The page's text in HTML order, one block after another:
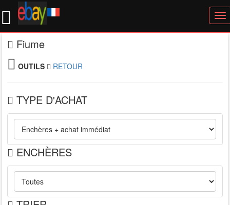
Fiume
OUTILS RETOUR
TYPE D'ACHAT
ENCHÈRES